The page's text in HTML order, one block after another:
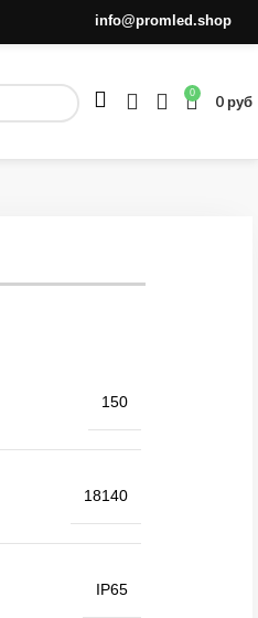
info@promled.shop
0 0руб
150
18140
IP65